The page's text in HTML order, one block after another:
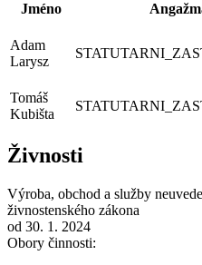
Jméno
Adam
Larysz
Tomáš
Kubišta
Živnosti
Výroba, obchod a služby
živnostenského zákona
od 30. 1. 2024
Obory činnosti: